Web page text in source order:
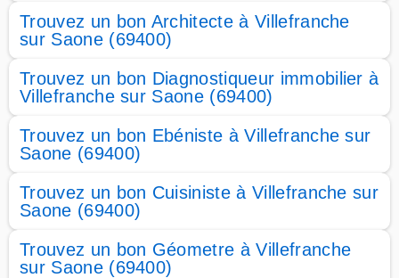
Trouvez un bon Architecte à Villefranche
sur Saone (69400)
Trouvez un bon Diagnostiqueur immobilier à
Villefranche sur Saone (69400)
Trouvez un bon Ebéniste à Villefranche sur
Saone (69400)
Trouvez un bon Cuisiniste à Villefranche sur
Saone (69400)
Trouvez un bon Géometre à Villefranche
sur Saone (69400)